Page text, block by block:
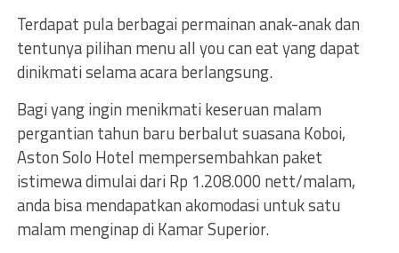
Terdapat pula berbagai permainan anak-anak dan
tentunya pilihan menu all you can eat yang dapat
dinikmati selama acara berlangsung.
Bagi yang ingin menikmati keseruan malam
pergantian tahun baru berbalut suasana Koboi,
Aston Solo Hotel mempersembahkan paket
istimewa dimulai dari Rp 1.208.000 nett/malam,
anda bisa mendapatkan akomodasi untuk satu
malam menginap di Kamar Superior.